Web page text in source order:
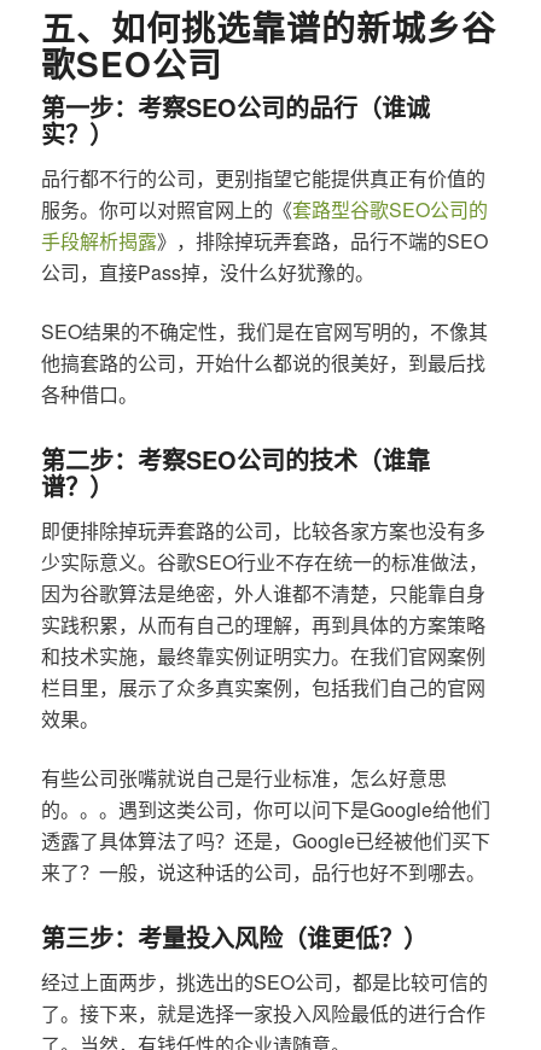
五、如何挑选靠谱的新城乡谷
歌SEO公司
第一步：考察SEO公司的品行（谁诚
实？）
品行都不行的公司，更别指望它能提供真正有价值的
服务。你可以对照官网上的《套路型谷歌SEO公司的
手段解析揭露》，排除掉玩弄套路，品行不端的SEO
公司，直接Pass掉，没什么好犹豫的。
SEO结果的不确定性，我们是在官网写明的，不像其
他搞套路的公司，开始什么都说的很美好，到最后找
各种借口。
第二步：考察SEO公司的技术（谁靠
谱？）
即便排除掉玩弄套路的公司，比较各家方案也没有多
少实际意义。谷歌SEO行业不存在统一的标准做法，
因为谷歌算法是绝密，外人谁都不清楚，只能靠自身
实践积累，从而有自己的理解，再到具体的方案策略
和技术实施，最终靠实例证明实力。在我们官网案例
栏目里，展示了众多真实案例，包括我们自己的官网
效果。
有些公司张嘴就说自己是行业标准，怎么好意思
的。。。遇到这类公司，你可以问下是Google给他们
透露了具体算法了吗？还是，Google已经被他们买下
来了？一般，说这种话的公司，品行也好不到哪去。
第三步：考量投入风险（谁更低？）
经过上面两步，挑选出的SEO公司，都是比较可信的
了。接下来，就是选择一家投入风险最低的进行合作